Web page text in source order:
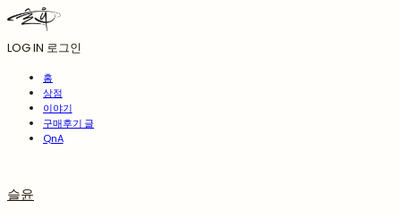
LOG IN 로그인
홈
상점
이야기
구매후기 글
QnA
슬윤